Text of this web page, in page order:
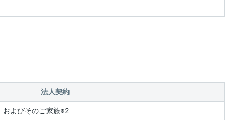
法人契約
およびそのご家族※2